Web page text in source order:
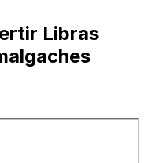
Libras